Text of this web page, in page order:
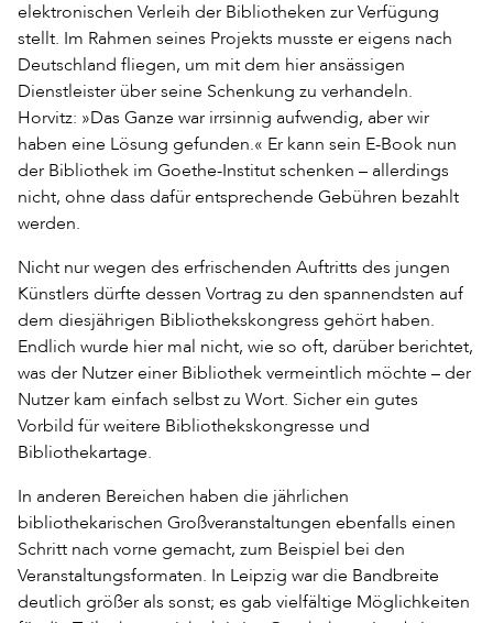
elektronischen Verleih der Bibliotheken zur Verfügung
stellt. Im Rahmen seines Projekts musste er eigens nach
Deutschland fliegen, um mit dem hier ansässigen
Dienstleister über seine Schenkung zu verhandeln.
Horvitz: »Das Ganze war irrsinnig aufwendig, aber wir
haben eine Lösung gefunden.« Er kann sein E-Book nun
der Bibliothek im Goethe-Institut schenken – allerdings
nicht, ohne dass dafür entsprechende Gebühren bezahlt
werden.
Nicht nur wegen des erfrischenden Auftritts des jungen
Künstlers dürfte dessen Vortrag zu den spannendsten auf
dem diesjährigen Bibliothekskongress gehört haben.
Endlich wurde hier mal nicht, wie so oft, darüber berichtet,
was der Nutzer einer Bibliothek vermeintlich möchte – der
Nutzer kam einfach selbst zu Wort. Sicher ein gutes
Vorbild für weitere Bibliothekskongresse und
Bibliothekartage.
In anderen Bereichen haben die jährlichen
bibliothekarischen Großveranstaltungen ebenfalls einen
Schritt nach vorne gemacht, zum Beispiel bei den
Veranstaltungsformaten. In Leipzig war die Bandbreite
deutlich größer als sonst; es gab vielfältige Möglichkeiten